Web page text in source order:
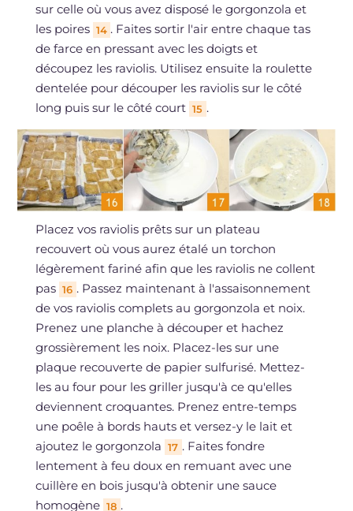
sur celle où vous avez disposé le gorgonzola et
les poires 14 . Faites sortir l'air entre chaque tas
de farce en pressant avec les doigts et
découpez les raviolis. Utilisez ensuite la roulette
dentelée pour découper les raviolis sur le côté
long puis sur le côté court 15 .
Placez vos raviolis prêts sur un plateau
recouvert où vous aurez étalé un torchon
légèrement fariné afin que les raviolis ne collent
pas 16 . Passez maintenant à l'assaisonnement
de vos raviolis complets au gorgonzola et noix.
Prenez une planche à découper et hachez
grossièrement les noix. Placez-les sur une
plaque recouverte de papier sulfurisé. Mettez-
les au four pour les griller jusqu'à ce qu'elles
deviennent croquantes. Prenez entre-temps
une poêle à bords hauts et versez-y le lait et
ajoutez le gorgonzola 17 . Faites fondre
lentement à feu doux en remuant avec une
cuillère en bois jusqu'à obtenir une sauce
homogène 18 .